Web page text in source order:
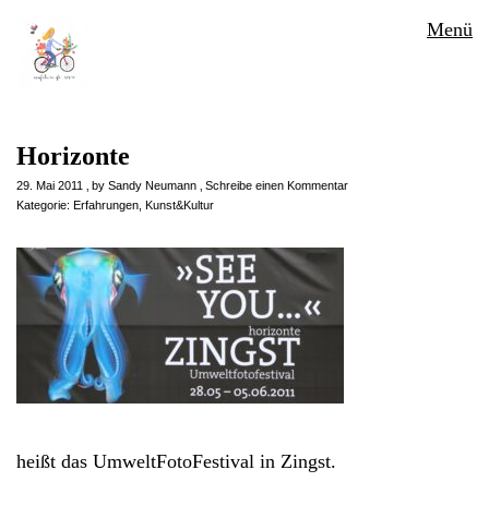
Menü
Horizonte
29. Mai 2011 by Sandy Neumann
Schreibe einen Kommentar
Kategorie: Erfahrungen Kunst&Kultur
heißt das UmweltFotoFestival in Zingst.